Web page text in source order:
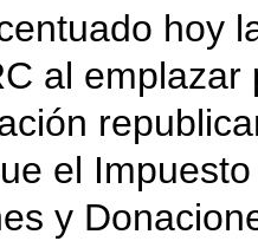
hoy
al emplazar
el
y